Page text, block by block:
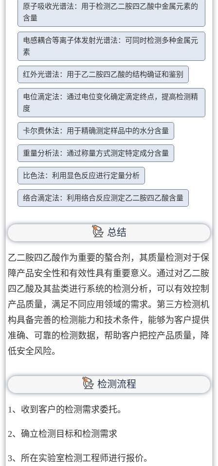
原子吸收光谱法：用于检测乙二胺四乙酸中金属元素的
含量
电感耦合等离子体发射光谱法：可同时检测多种金属元
素
红外光谱法：用于乙二胺四乙酸的结构确证和鉴别
电位滴定法：通过电位变化确定滴定终点，提高检测精
度
卡尔费休法：用于精确测定样品中的水分含量
重量分析法：通过称量方式测定特定成分含量
比色法：利用显色反应进行定量分析
络合滴定法：利用络合反应测定乙二胺四乙酸含量
总结
乙二胺四乙酸作为重要的螯合剂，其质量检测对于保
障产品安全性和有效性具有重要意义。通过对乙二胺
四乙酸及其盐类进行系统的检测分析，可以有效控制
产品质量，满足不同应用领域的需求。第三方检测机
构具备完善的检测能力和技术条件，能够为客户提供
准确、可靠的检测数据，帮助客户把控产品质量，降
低安全风险。
检测流程
1、收到客户的检测需求委托。
2、确立检测目标和检测需求
3、所在实验室检测工程师进行报价。